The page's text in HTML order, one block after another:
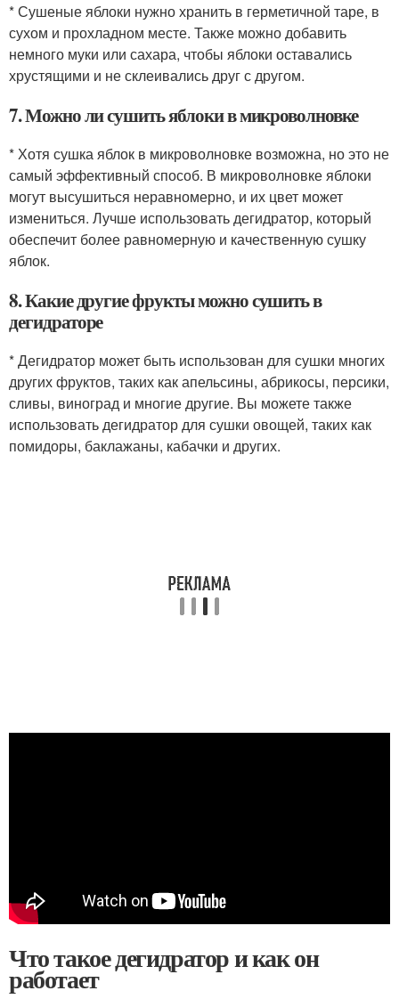
* Сушеные яблоки нужно хранить в герметичной таре, в
сухом и прохладном месте. Также можно добавить
немного муки или сахара, чтобы яблоки оставались
хрустящими и не склеивались друг с другом.
7. Можно ли сушить яблоки в микроволновке
* Хотя сушка яблок в микроволновке возможна, но это не
самый эффективный способ. В микроволновке яблоки
могут высушиться неравномерно, и их цвет может
измениться. Лучше использовать дегидратор, который
обеспечит более равномерную и качественную сушку
яблок.
8. Какие другие фрукты можно сушить в
дегидраторе
* Дегидратор может быть использован для сушки многих
других фруктов, таких как апельсины, абрикосы, персики,
сливы, виноград и многие другие. Вы можете также
использовать дегидратор для сушки овощей, таких как
помидоры, баклажаны, кабачки и других.
Что такое дегидратор и как он
работает